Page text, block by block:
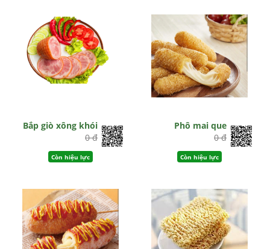
Bắp giò xông khói
0 đ
Còn hiệu lực
Phô mai que
0 đ
Còn hiệu lực